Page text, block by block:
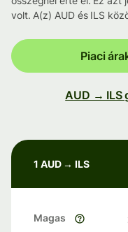
volt. A(z) AUD és ILS
Piaci
AUD → ILS
1 AUD → ILS
Magas